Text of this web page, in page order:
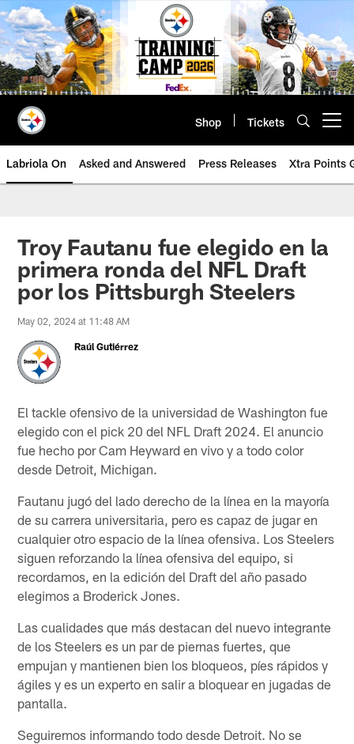
Skip
to
main
content
Shop Tickets
Labriola On Asked and Answered Press Releases Xtra Points
Troy Fautanu fue elegido en la
primera ronda del NFL Draft
por los Pittsburgh Steelers
May 02, 2024 at 11:48 AM
Raúl Gutiérrez
El tackle ofensivo de la universidad de Washington fue
elegido con el pick 20 del NFL Draft 2024. El anuncio
fue hecho por Cam Heyward en vivo y a todo color
desde Detroit, Michigan.
Fautanu jugó del lado derecho de la línea en la mayoría
de su carrera universitaria, pero es capaz de jugar en
cualquier otro espacio de la línea ofensiva. Los Steelers
siguen reforzando la línea ofensiva del equipo, si
recordamos, en la edición del Draft del año pasado
elegimos a Broderick Jones.
Las cualidades que más destacan del nuevo integrante
de los Steelers es un par de piernas fuertes, que
empujan y mantienen bien los bloqueos, píes rápidos y
ágiles y es un experto en salir a bloquear en jugadas de
pantalla.
Seguiremos informando todo desde Detroit. No se